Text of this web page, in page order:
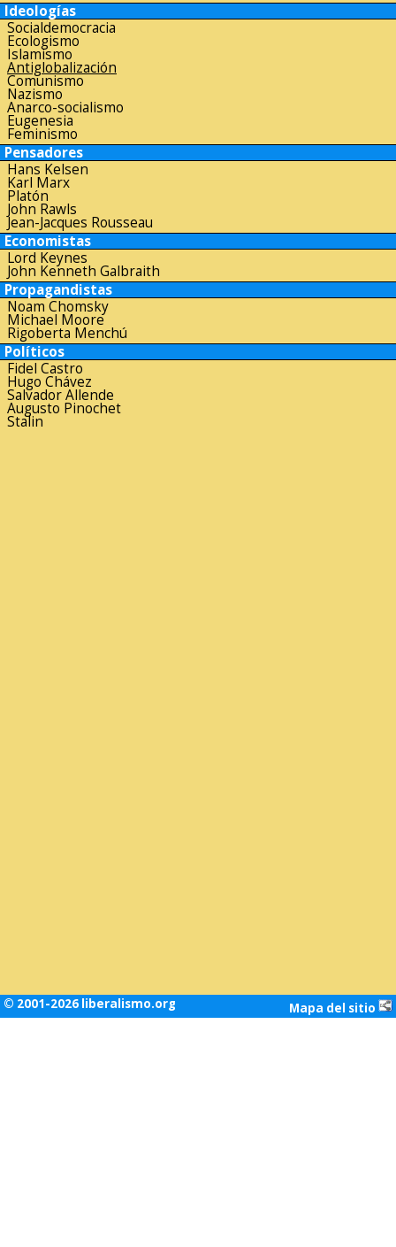
Ideologías
Socialdemocracia
Ecologismo
Islamismo
Antiglobalización
Comunismo
Nazismo
Anarco-socialismo
Eugenesia
Feminismo
Pensadores
Hans Kelsen
Karl Marx
Platón
John Rawls
Jean-Jacques Rousseau
Economistas
Lord Keynes
John Kenneth Galbraith
Propagandistas
Noam Chomsky
Michael Moore
Rigoberta Menchú
Políticos
Fidel Castro
Hugo Chávez
Salvador Allende
Augusto Pinochet
Stalin
© 2001-2026 liberalismo.org Mapa del sitio